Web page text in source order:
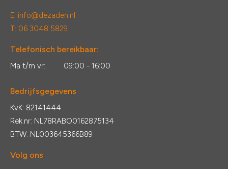
E: info@dezaden.nl
T: 06 3048 5829
Telefonisch bereikbaar:
Ma t/m vr: 09:00 - 16:00
Bedrijfsgegevens
KvK: 82141444
Rek.nr: NL78RABO0162875134
BTW: NL003645366B89
Volg ons